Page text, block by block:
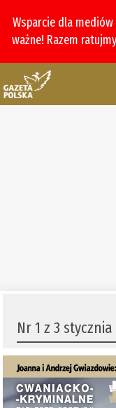
Wsparcie dla
ważne! Razem
Nr 1 z 3 stycznia